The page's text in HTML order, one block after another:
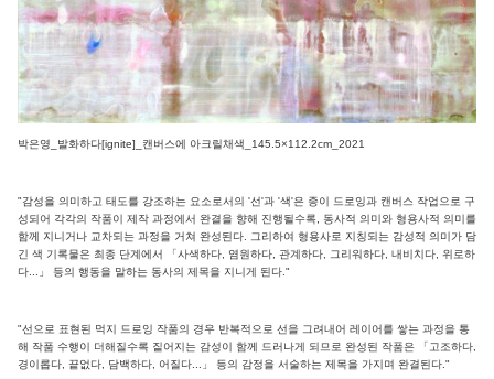
박은영_발화하다[ignite]_캔버스에 아크릴채색_145.5×112.2cm_2021
"감성을 의미하고 태도를 강조하는 요소로서의 '선'과 '색'은 종이 드로잉과 캔버스 작업으로 구
성되어 각각의 작품이 제작 과정에서 완결을 향해 진행될수록, 동사적 의미와 형용사적 의미를
함께 지니거나 교차되는 과정을 거쳐 완성된다. 그리하여 형용사로 지칭되는 감성적 의미가 담
긴 색 기록물은 최종 단계에서 「사색하다, 염원하다, 관계하다, 그리워하다, 내비치다, 위로하
다...」 등의 행동을 말하는 동사의 제목을 지니게 된다."
"선으로 표현된 먹지 드로잉 작품의 경우 반복적으로 선을 그려내어 레이어를 쌓는 과정을 통
해 작품 수행이 더해질수록 짙어지는 감성이 함께 드러나게 되므로 완성된 작품은 「고조하다,
경이롭다, 끝없다, 담백하다, 어질다...」 등의 감정을 서술하는 제목을 가지며 완결된다."